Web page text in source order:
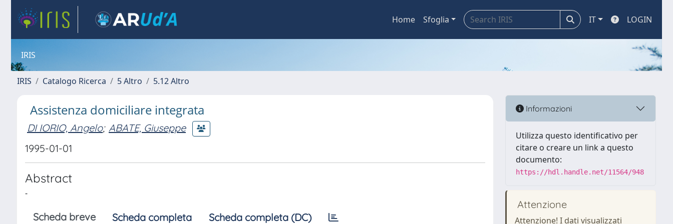
Home Sfoglia IT LOGIN
IRIS
IRIS Catalogo Ricerca 5 Altro 5.12 Altro
Assistenza domiciliare integrata
DI IORIO, Angelo; ABATE, Giuseppe
1995-01-01
Abstract
-
Scheda breve Scheda completa Scheda completa (DC)
Informazioni
Utilizza questo identificativo per
citare o creare un link a questo
documento:
https://hdl.handle.net/11564/948
Attenzione
Attenzione! I dati visualizzati